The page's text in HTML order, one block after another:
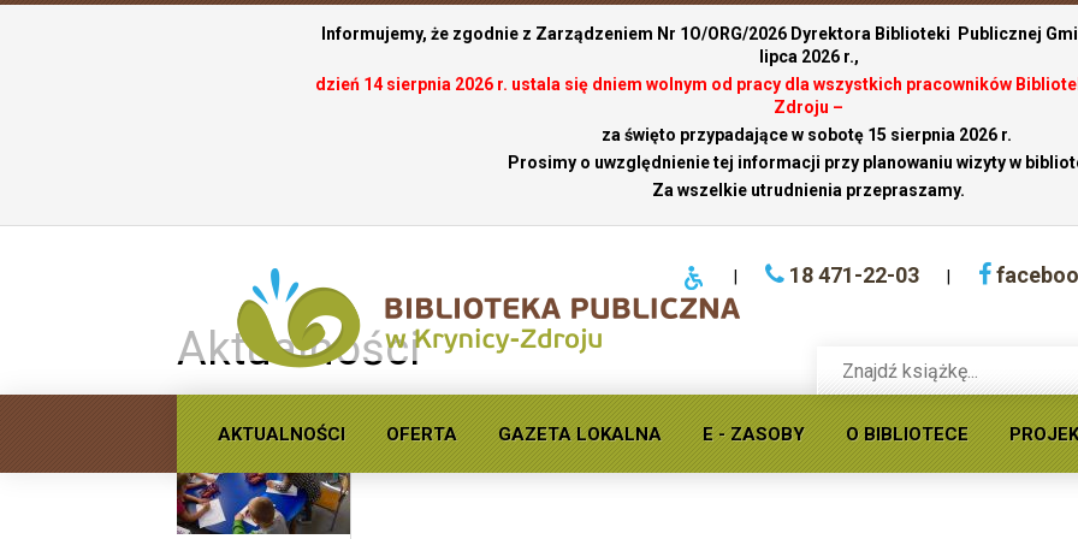
Informujemy, że zgodnie z Zarządzeniem Nr 1O/ORG/2026 Dyrektora Biblioteki Publicznej
lipca 2026 r.,
dzień 14 sierpnia 2026 r. ustala się dniem wolnym od pracy dla wszystkich pracowników
Zdroju –
za święto przypadające w sobotę 15 sierpnia 2026 r.
Prosimy o uwzględnienie tej informacji przy planowaniu wizyty w
Za wszelkie utrudnienia przepraszamy.
18 471-22-03
książkę
w
ofercie
biblioteki
AKTUALNOŚCI OFERTA GAZETA LOKALNA E - ZASOBY O BIBLIOTECE
Aktualności
Spotkanie DKK w przedszkolu w Bereście